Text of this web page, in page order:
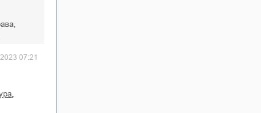
07:21